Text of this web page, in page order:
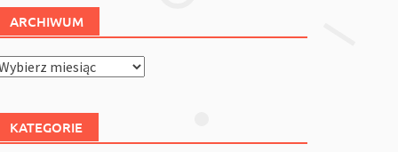
ARCHIWUM
KATEGORIE